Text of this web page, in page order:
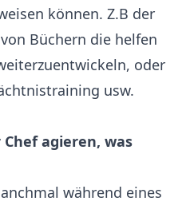
können. Z.B der
Büchern die helfen
oder
usw.
agieren, was
während eines